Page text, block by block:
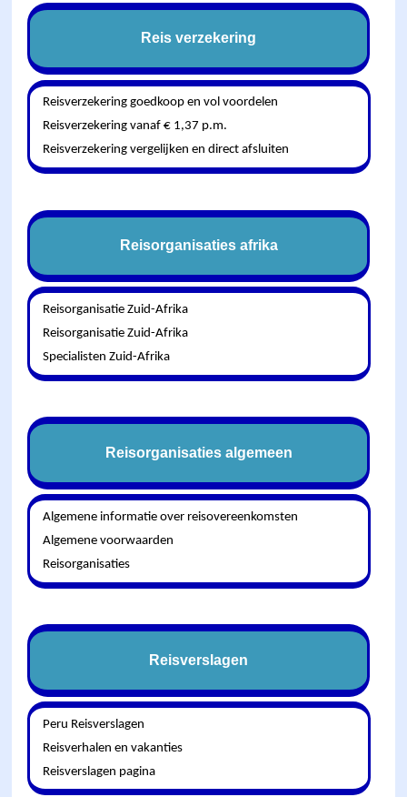
Reis verzekering
Reisverzekering goedkoop en vol voordelen
Reisverzekering vanaf € 1,37 p.m.
Reisverzekering vergelijken en direct afsluiten
Reisorganisaties afrika
Reisorganisatie Zuid-Afrika
Reisorganisatie Zuid-Afrika
Specialisten Zuid-Afrika
Reisorganisaties algemeen
Algemene informatie over reisovereenkomsten
Algemene voorwaarden
Reisorganisaties
Reisverslagen
Peru Reisverslagen
Reisverhalen en vakanties
Reisverslagen pagina